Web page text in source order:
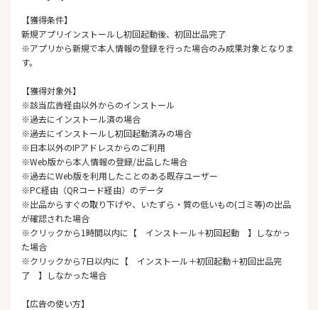
【獲得条件】
新規アプリインストールし初回起動後、初回出品完了
※アプリから新規で本人情報の登録を行った場合のみ成果対象となりま
す。
【獲得対象外】
※該当広告経由以外からのインストール
※過去にインストール済の場合
※過去にインストールし初回起動済みの場合
※日本以外のIPアドレスからのご利用
※Web版から本人情報の登録/出品した場合
※過去にWeb版を利用したことのある既存ユーザー
※PC経由（QRコード経由）のデータ
※出品からすぐの取り下げや、いたずら・質の低いもの(ゴミ等)の出品
が確認された場合
※クリックから1時間以内に【 インストール＋初回起動 】しなかっ
た場合
※クリックから7日以内に【 インストール＋初回起動＋初回出品完
了 】しなかった場合
【広告の使い方】